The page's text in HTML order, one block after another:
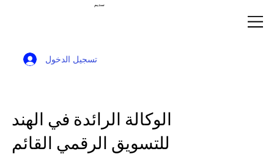
سديم
تسجيل الدخول
الوكالة الرائدة في الهند
للتسويق الرقمي القائم